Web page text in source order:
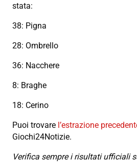
stata:
38: Pigna
28: Ombrello
36: Nacchere
8: Braghe
18: Cerino
Puoi trovare l’estrazione
Giochi24Notizie.
Verifica sempre i risultati ufficiali